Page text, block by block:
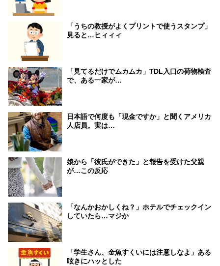
「うちの教授がよくプリントで使うスタンプ」
見ると…ヒィィィ
「見てるだけでムカムカ」TDL入口の荷物検査
で、ある一家が…
日本語で何度も「現金ですか」と聞くアメリカ
人店員。実は…
娘から「彼氏ができた」と報告を受けた父親
が…この反応
「なんかおかしくね？」ホテルでチェックイン
していたら…マジか
「学生さん、金魚すくいには注意しなよ」ある
呟きにハッとした